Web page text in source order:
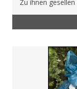
Zu ihnen